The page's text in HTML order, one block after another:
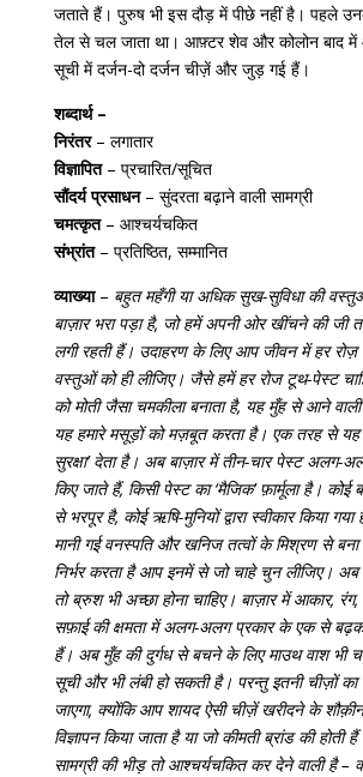
जताते हैं। पुरुष भी इस दौड़ में पीछे नहीं है। पहले
तेल से चल जाता था। आफ़्टर शेव और कोलोन बाद
सूची में दर्जन-दो दर्जन चीज़ें और जुड़ गई हैं।
शब्दार्थ –
निरंतर – लगातार
विज्ञापित – प्रचारित/सूचित
सौंदर्य प्रसाधन – सुंदरता बढ़ाने वाली सामग्री
चमत्कृत – आश्चर्यचकित
संभ्रांत – प्रतिष्ठित, सम्मानित
व्याख्या – बहुत महँगी या अधिक सुख-सुविधा की
बाज़ार भरा पड़ा है, जो हमें अपनी ओर खींचने की जी
लगी रहती हैं। उदाहरण के लिए आप जीवन में हर रोज़
वस्तुओं को ही लीजिए। जैसे हमें हर रोज टूथ-पेस्ट
को मोती जैसा चमकीला बनाता है, यह मुँह से आने वाली
यह हमारे मसूड़ों को मज़बूत करता है। एक तरह से यह
सुरक्षा’ देता है। अब बाज़ार में तीन-चार पेस्ट अलग-
किए जाते हैं, किसी पेस्ट का ‘मैजिक’ फ़ार्मूला है। कोई
से भरपूर है, कोई ऋषि-मुनियों द्वारा स्वीकार किया गया
मानी गई वनस्पति और खनिज तत्वों के मिश्रण से
निर्भर करता है आप इनमें से जो चाहे चुन लीजिए। अब
तो ब्रुश भी अच्छा होना चाहिए। बाज़ार में आकार,
सफ़ाई की क्षमता में अलग-अलग प्रकार के एक से
हैं। अब मुँह की दुर्गध से बचने के लिए माउथ वाश भी
सूची और भी लंबी हो सकती है। परन्तु इतनी चीज़ों का
जाएगा, क्योंकि आप शायद ऐसी चीज़ें खरीदने के
विज्ञापन किया जाता है या जो कीमती ब्रांड की होती
सामग्री की भीड़ तो आश्चर्यचकित कर देने वाली है –